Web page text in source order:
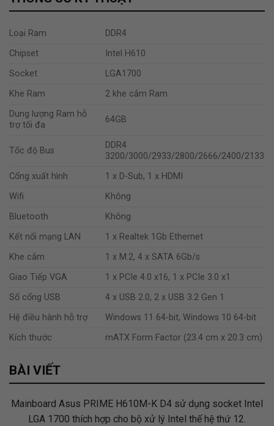
Loại Ram
DDR4
Chipset
Intel H610
Socket
LGA1700
Khe Ram
2 khe cắm Ram
Dung lượng Ram hỗ
trợ tối đa
64GB
Tốc độ Bus
DDR4
3200/3000/2933/2800/2666/2400/2133
Cổng xuất hình
1 x D-Sub, 1 x HDMI
Wifi
Không
Bluetooth
Không
Kết nối mạng LAN
1 x Realtek 1Gb Ethernet
Khe cắm
1 x M.2, 4 x SATA 6Gb/s
Giao Tiếp VGA
1 x PCIe 4.0 x16, 1 x PCIe 3.0 x1
Số cổng USB
4 x USB 2.0, 2 x USB 3.2 Gen 1
Hệ điều hành hỗ trợ
Windows 11 64-bit, Windows 10 64-bit
Kích thước
mATX Form Factor (23.4 cm x 20.3 cm)
BÀI VIẾT
Mainboard Asus PRIME H610M-K D4 sử dụng socket Intel
LGA 1700 thích hợp cho bộ xử lý Intel thế hệ thứ 12.